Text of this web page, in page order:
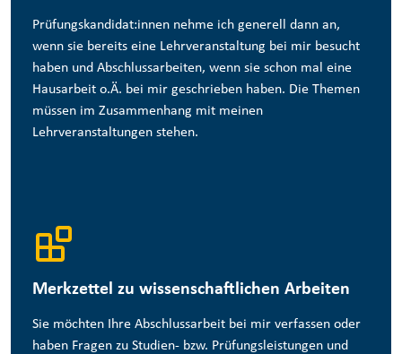
Prüfungskandidat:innen nehme ich generell dann an,
wenn sie bereits eine Lehrveranstaltung bei mir besucht
haben und Abschlussarbeiten, wenn sie schon mal eine
Hausarbeit o.Ä. bei mir geschrieben haben. Die Themen
müssen im Zusammenhang mit meinen
Lehrveranstaltungen stehen.
Merkzettel zu wissenschaftlichen Arbeiten
Sie möchten Ihre Abschlussarbeit bei mir verfassen oder
haben Fragen zu Studien- bzw. Prüfungsleistungen und